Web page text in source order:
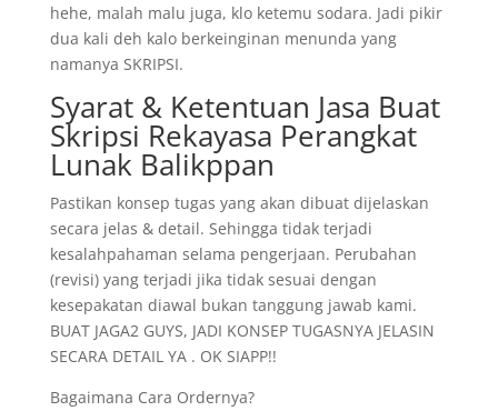
hehe, malah malu juga, klo ketemu sodara. Jadi pikir
dua kali deh kalo berkeinginan menunda yang
namanya SKRIPSI.
Syarat & Ketentuan Jasa Buat
Skripsi Rekayasa Perangkat
Lunak Balikppan
Pastikan konsep tugas yang akan dibuat dijelaskan
secara jelas & detail. Sehingga tidak terjadi
kesalahpahaman selama pengerjaan. Perubahan
(revisi) yang terjadi jika tidak sesuai dengan
kesepakatan diawal bukan tanggung jawab kami.
BUAT JAGA2 GUYS, JADI KONSEP TUGASNYA JELASIN
SECARA DETAIL YA . OK SIAPP!!
Bagaimana Cara Ordernya?